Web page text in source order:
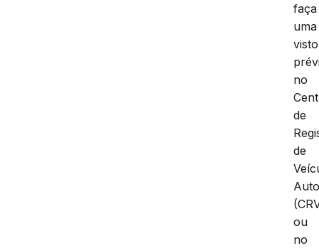
faça
uma
no
de
de
ou
no